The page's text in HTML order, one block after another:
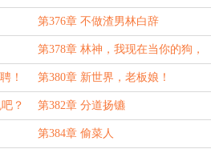
第376章 不做渣男林白辞
第378章 林神，我现在当你的狗，
还来得及吗？
！ 第380章 新世界，老板娘！
？ 第382章 分道扬镳
第384章 偷菜人